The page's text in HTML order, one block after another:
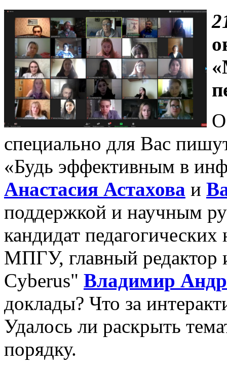
О
специально для Вас
«Будь эффективным в
Анастасия Астахова и
поддержкой и научным
кандидат
МПГУ, главный редактор
Cyberus" Владимир
доклады? Что за
Удалось ли раскрыть
порядку.